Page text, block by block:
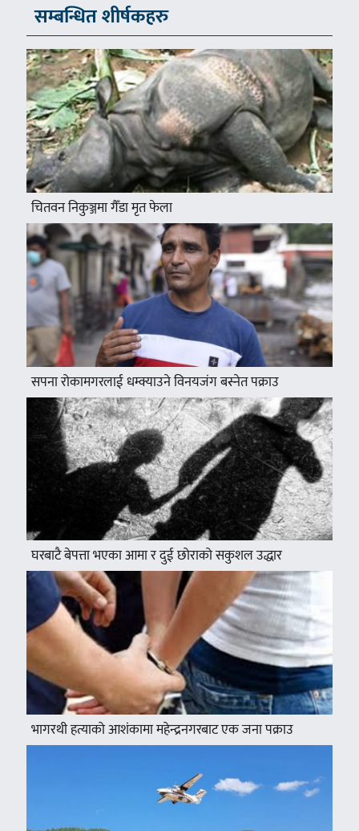
सम्बन्धित शीर्षकहरु
चितवन निकुञ्जमा गैँडा मृत फेला
सपना रोकामगरलाई धम्क्याउने विनयजंग बस्नेत पक्राउ
घरबाटै बेपत्ता भएका आमा र दुई छोराको सकुशल उद्धार
भागरथी हत्याको आशंकामा महेन्द्रनगरबाट एक जना पक्राउ